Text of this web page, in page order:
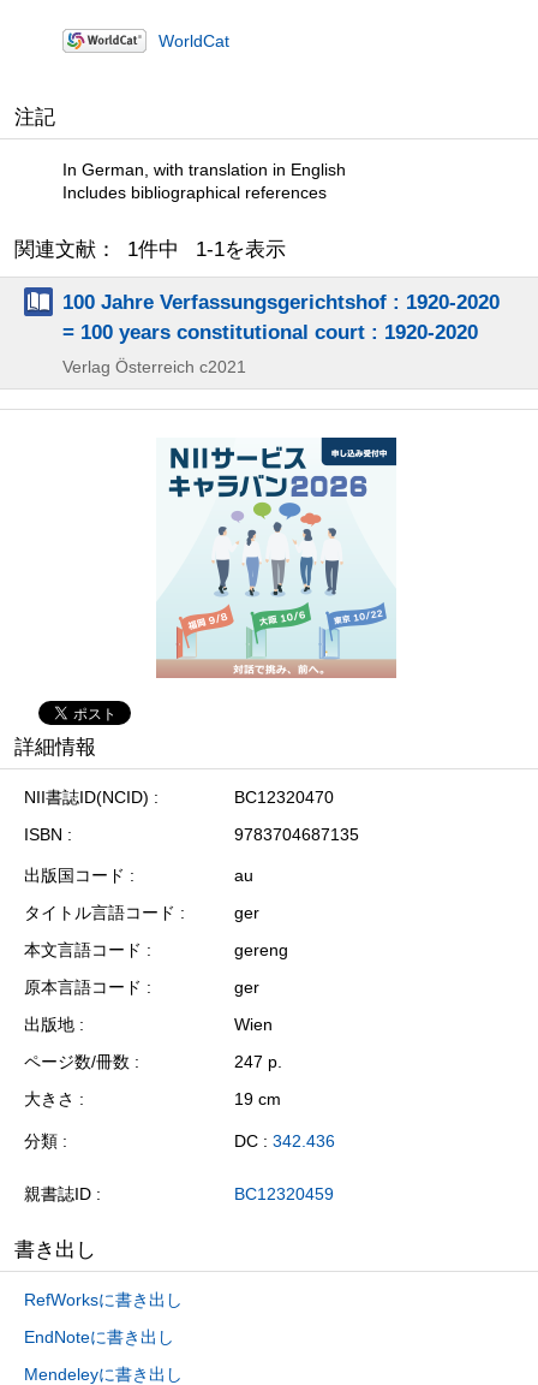
WorldCat
注記
In German, with translation in English
Includes bibliographical references
関連文献： 1件中 1-1を表示
100 Jahre Verfassungsgerichtshof : 1920-2020
= 100 years constitutional court : 1920-2020
Verlag Österreich c2021
詳細情報
NII書誌ID(NCID)
BC12320470
ISBN
9783704687135
出版国コード
au
タイトル言語コード
ger
本文言語コード
gereng
原本言語コード
ger
出版地
Wien
ページ数/冊数
247 p.
大きさ
19 cm
分類 DC : 342.436
親書誌ID BC12320459
書き出し
RefWorksに書き出し
EndNoteに書き出し
Mendeleyに書き出し